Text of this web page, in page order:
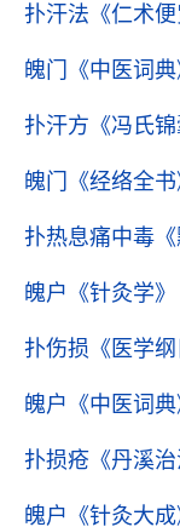
扑汗法 《仁术便
魄门 《中医词典
扑汗方 《冯氏
魄门 《经络全书
扑热息痛中毒
魄户 《针灸学》
扑伤损 《医学纲
魄户 《中医词典
扑损疮 《丹溪
魄户 《针灸大成